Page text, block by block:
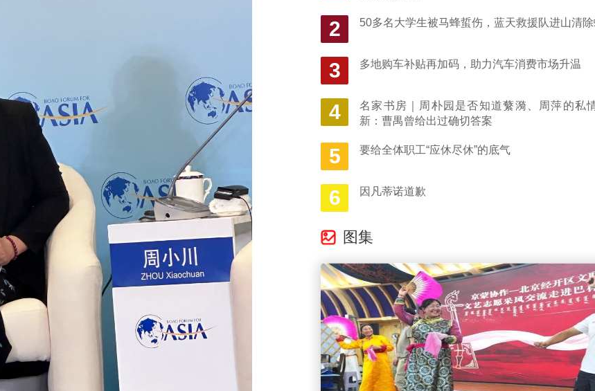
2 50多名大学生被马蜂蜇伤，蓝天救援队进山清
3 多地购车补贴再加码，助力汽车消费市场升温
4
名家书房｜周朴园是否知道蘩漪、周萍的私
新：曹禺曾给出过确切答案
5 要给全体职工“应休尽休”的底气
6 因凡蒂诺道歉
图集